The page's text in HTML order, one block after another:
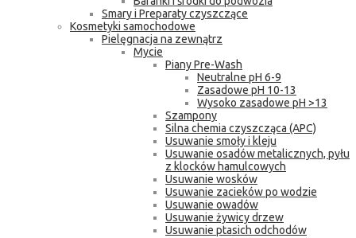
Smary i Preparaty czyszczące
Kosmetyki samochodowe
Pielęgnacja na zewnątrz
Mycie
Piany Pre-Wash
Neutralne pH 6-9
Zasadowe pH 10-13
Wysoko zasadowe pH >13
Szampony
Silna chemia czyszcząca (APC)
Usuwanie smoły i kleju
Usuwanie osadów metalicznych, pyłu
z klocków hamulcowych
Usuwanie wosków
Usuwanie zacieków po wodzie
Usuwanie owadów
Usuwanie żywicy drzew
Usuwanie ptasich odchodów